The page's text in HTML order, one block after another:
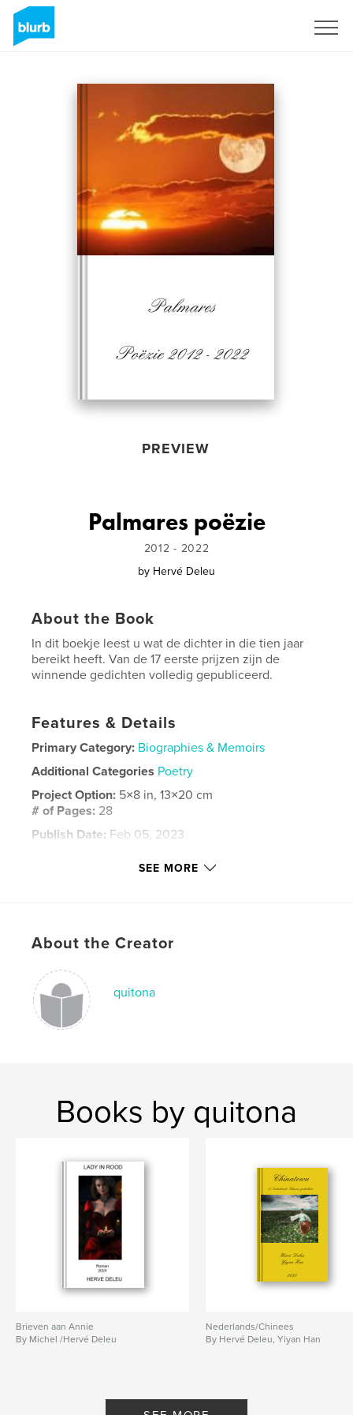
PREVIEW
Palmares poëzie
2012 - 2022
by Hervé Deleu
About the Book
In dit boekje leest u wat de dichter in die tien jaar
bereikt heeft. Van de 17 eerste prijzen zijn de
winnende gedichten volledig gepubliceerd.
Features & Details
Primary Category: Biographies & Memoirs
Additional Categories Poetry
Project Option: 5×8 in, 13×20 cm
# of Pages: 28
Publish Date: Feb 05, 2023
SEE MORE
About the Creator
quitona
Books by quitona
Brieven aan Annie
By Michel /Hervé Deleu
Nederlands/Chinees
By Hervé Deleu, Yiyan Han